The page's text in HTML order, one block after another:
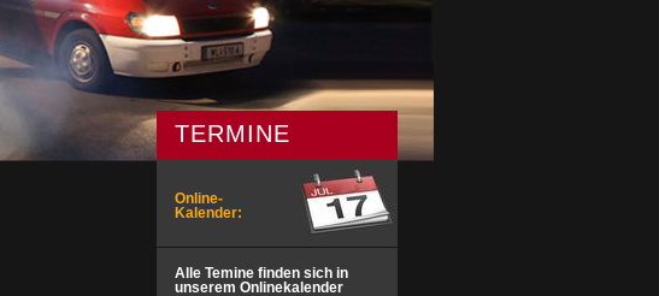
TERMINE
Online-
Kalender:
Alle Temine finden sich in
unserem Onlinekalender